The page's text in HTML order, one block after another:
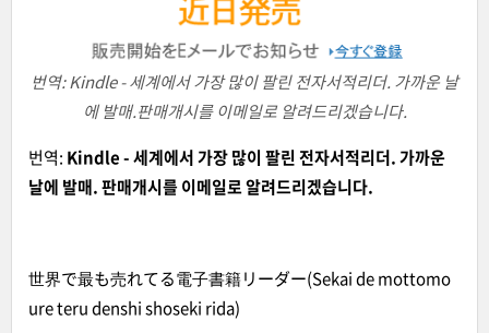
번역: Kindle - 세계에서 가장 많이 팔린 전자서적리더. 가까운 날
에 발매.판매개시를 이메일로 알려드리겠습니다.
번역: Kindle - 세계에서 가장 많이 팔린 전자서적리더. 가까운
날에 발매. 판매개시를 이메일로 알려드리겠습니다.
世界で最も売れてる電子書籍リーダー(Sekai de mottomo
ure teru denshi shoseki rida)